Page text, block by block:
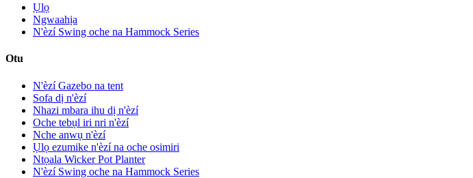
Ụlọ
Ngwaahịa
N'èzí Swing oche na Hammock Series
Otu
N'èzí Gazebo na tent
Sofa dị n'èzí
Nhazi mbara ihu dị n'èzí
Oche tebụl iri nri n'èzí
Nche anwụ n'èzí
Ụlọ ezumike n'èzí na oche osimiri
Ntọala Wicker Pot Planter
N'èzí Swing oche na Hammock Series